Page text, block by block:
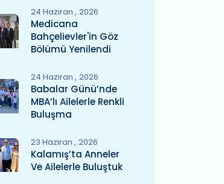
24 Haziran 2026
Medicana
Bahçelievler'in Göz
Bölümü Yenilendi
24 Haziran 2026
Babalar Günü’nde
MBA’lı Ailelerle Renkli
Buluşma
23 Haziran 2026
Kalamış’ta Anneler
Ve Ailelerle Buluştuk